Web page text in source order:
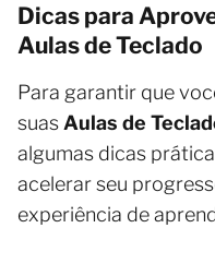
Dicas para
Aulas de Teclado
Para garantir que
suas Aulas de
algumas dicas
acelerar seu
experiência de